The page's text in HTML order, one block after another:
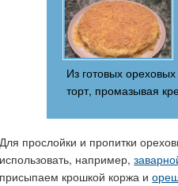
Из готовых
торт, промазывая
Для прослойки и пропитки
использовать, например,
присыпаем крошкой коржа и